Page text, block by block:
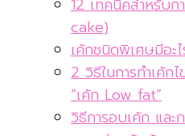
cake)
เค้กชนิดพิเศษมีอะ
2 วิธีในการทำเค้ก
“เค้ก Low fat”
วิธีการอบเค้ก แล